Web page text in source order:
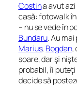
Costina avut azi
casă: fotowalk
– nu se vede în
Bundaru. Au
Marius, Bogdan,
soare, dar şi
probabil, îi
decide să